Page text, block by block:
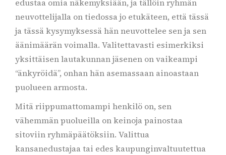
edustaa omia näkemyksiään, ja tällöin ryhmän
neuvottelijalla on tiedossa jo etukäteen, että tässä
ja tässä kysymyksessä hän neuvottelee sen ja sen
äänimäärän voimalla. Valitettavasti esimerkiksi
yksittäisen lautakunnan jäsenen on vaikeampi
“änkyröidä”, onhan hän asemassaan ainoastaan
puolueen armosta.
Mitä riippumattomampi henkilö on, sen
vähemmän puolueilla on keinoja painostaa
sitoviin ryhmäpäätöksiin. Valittua
kansanedustajaa tai edes kaupunginvaltuutettua